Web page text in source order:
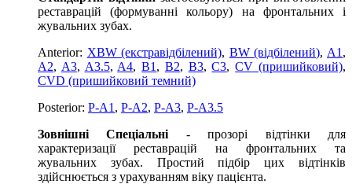
реставрацій (формуванні кольору) на фронтальних і
жувальних зубах.
Anterior: XBW (екстравідбілений), BW (відбілений), A1 ,
A2, A3, A3.5, A4,B1 , B2, B3,C3,CV (пришийковий),
CVD (пришийковий темний)
Posterior: P-A1 , P-A2, P-A3, P-A3.5
Зовнішні Спеціальні - прозорі відтінки для
характеризації реставрацій на фронтальних та
жувальних зубах. Простий підбір цих відтінків
здійснюється з урахуванням віку пацієнта.